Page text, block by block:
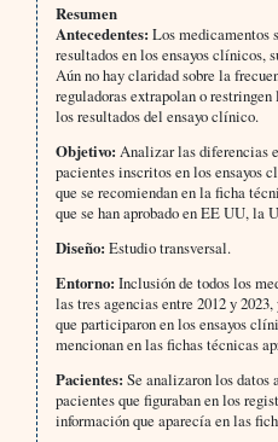
Resumen
Antecedentes: Los medicamentos
resultados en los ensayos clínicos,
Aún no hay claridad sobre la
reguladoras extrapolan o
los resultados del ensayo clínico.
Objetivo: Analizar las diferencias
pacientes inscritos en los ensayos
que se recomiendan en la ficha
que se han aprobado en EE UU, la
Diseño: Estudio transversal.
Entorno: Inclusión de todos los
las tres agencias entre 2012 y
que participaron en los ensayos
mencionan en las fichas técnicas
Pacientes: Se analizaron los datos
pacientes que figuraban en los
información que aparecía en las